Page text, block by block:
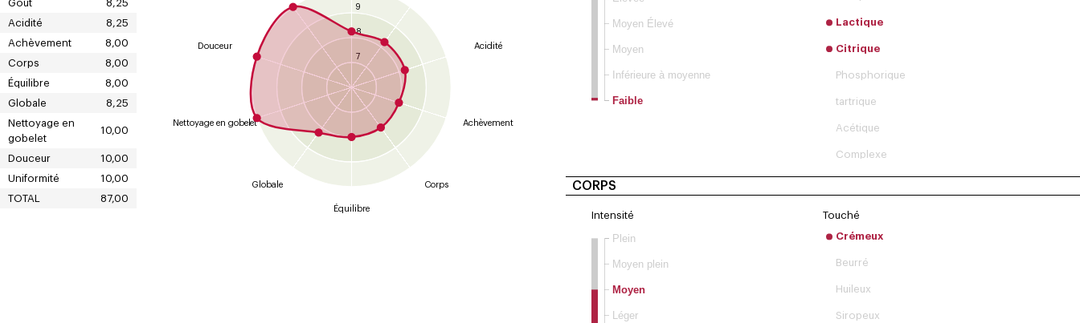
Goût
8,25
Acidité
8,25
Achèvement
8,00
Corps
8,00
Équilibre
8,00
Globale
8,25
Nettoyage en
gobelet
10,00
Douceur
10,00
Uniformité
10,00
TOTAL
87,00
9
8
7
Acidité
Achèvement
Corps
Équilibre
Globale
Nettoyage en gobelet
Douceur
Faible
Inférieure à moyenne
Moyen
Moyen Élevé Lactique
Citrique
Phosphorique
tartrique
Acétique
Complexe
CORPS
Intensité
Léger
Moyen
Moyen plein
Plein
Touché
Crémeux
Beurré
Huileux
Siropeux